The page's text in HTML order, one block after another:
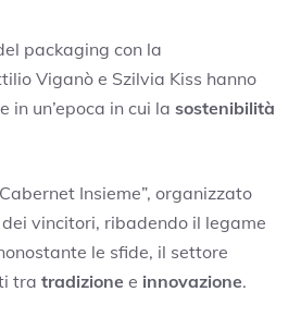
packaging con la
Viganò e Szilvia Kiss hanno
un’epoca in cui la sostenibilità
Insieme”, organizzato
vincitori, ribadendo il legame
le sfide, il settore
tra tradizione e innovazione.